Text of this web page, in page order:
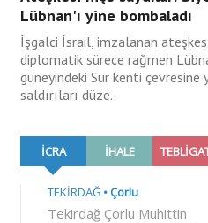
Lübnan'ı yine bombaladı
İşgalci İsrail, imzalanan
diplomatik sürece rağmen
güneyindeki Sur kenti çevresine
saldırıları düze..